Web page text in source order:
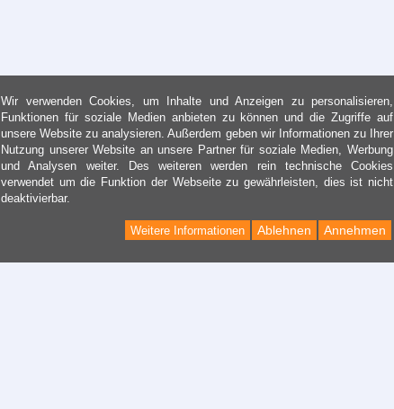
Wir verwenden Cookies, um Inhalte und Anzeigen zu personalisieren,
Funktionen für soziale Medien anbieten zu können und die Zugriffe auf
unsere Website zu analysieren. Außerdem geben wir Informationen zu Ihrer
Nutzung unserer Website an unsere Partner für soziale Medien, Werbung
und Analysen weiter. Des weiteren werden rein technische Cookies
verwendet um die Funktion der Webseite zu gewährleisten, dies ist nicht
deaktivierbar.
Annehmen
Ablehnen
Weitere Informationen